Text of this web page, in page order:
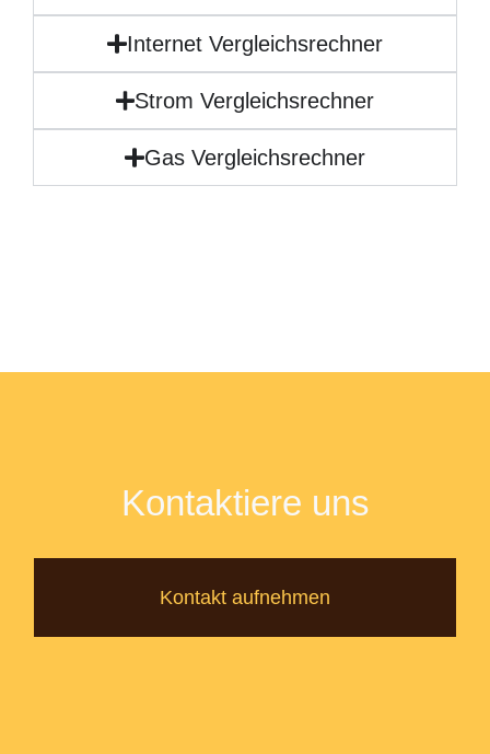
Internet Vergleichsrechner
Strom Vergleichsrechner
Gas Vergleichsrechner
Kontaktiere uns
Kontakt aufnehmen